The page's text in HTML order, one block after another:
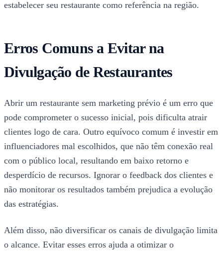
estabelecer seu restaurante como referência na região.
Erros Comuns a Evitar na
Divulgação de Restaurantes
Abrir um restaurante sem marketing prévio é um erro que
pode comprometer o sucesso inicial, pois dificulta atrair
clientes logo de cara. Outro equívoco comum é investir em
influenciadores mal escolhidos, que não têm conexão real
com o público local, resultando em baixo retorno e
desperdício de recursos. Ignorar o feedback dos clientes e
não monitorar os resultados também prejudica a evolução
das estratégias.
Além disso, não diversificar os canais de divulgação limita
o alcance. Evitar esses erros ajuda a otimizar o